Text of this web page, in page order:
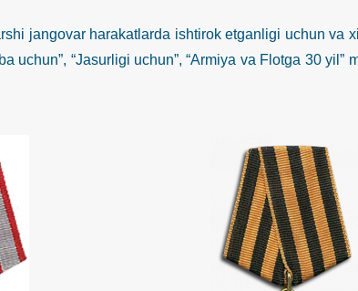
jangovar harakatlarda ishtirok etganligi uchun va
uchun”, “Jasurligi uchun”, “Armiya va Flotga 30 yil”